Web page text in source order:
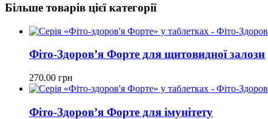
Більше товарів цієї категорії
Фіто-Здоров’я Форте для щитовидної залози
270.00 грн
Фіто-Здоров’я Форте для імунітету